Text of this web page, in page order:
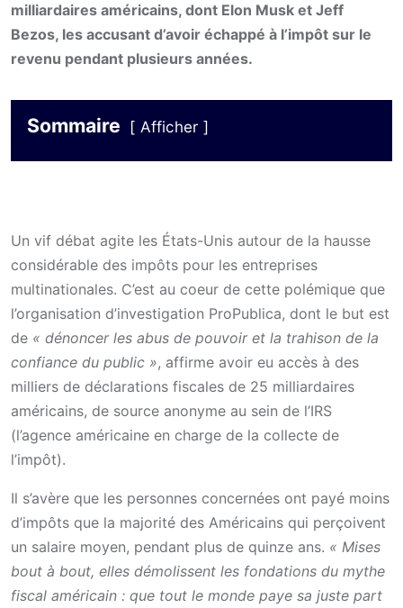
milliardaires américains, dont Elon Musk et Jeff
Bezos, les accusant d’avoir échappé à l’impôt sur le
revenu pendant plusieurs années.
Sommaire Afficher
Un vif débat agite les États-Unis autour de la hausse
considérable des impôts pour les entreprises
multinationales. C’est au coeur de cette polémique que
l’organisation d’investigation ProPublica, dont le but est
de « dénoncer les abus de pouvoir et la trahison de la
confiance du public », affirme avoir eu accès à des
milliers de déclarations fiscales de 25 milliardaires
américains, de source anonyme au sein de l’IRS
(l’agence américaine en charge de la collecte de
l’impôt).
Il s’avère que les personnes concernées ont payé moins
d’impôts que la majorité des Américains qui perçoivent
un salaire moyen, pendant plus de quinze ans. « Mises
bout à bout, elles démolissent les fondations du mythe
fiscal américain : que tout le monde paye sa juste part